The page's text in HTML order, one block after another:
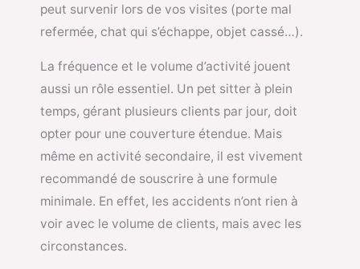
peut survenir lors de vos visites (porte mal
refermée, chat qui s’échappe, objet cassé…).
La fréquence et le volume d’activité jouent
aussi un rôle essentiel. Un pet sitter à plein
temps, gérant plusieurs clients par jour, doit
opter pour une couverture étendue. Mais
même en activité secondaire, il est vivement
recommandé de souscrire à une formule
minimale. En effet, les accidents n’ont rien à
voir avec le volume de clients, mais avec les
circonstances.